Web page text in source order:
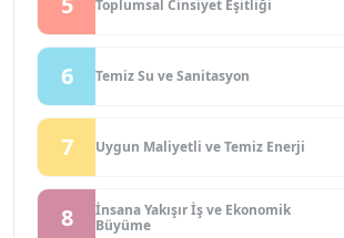
Toplumsal Cinsiyet Eşitliği
6 Temiz Su ve Sanitasyon
7 Uygun Maliyetli ve Temiz Enerji
8
İnsana Yakışır İş ve Ekonomik
Büyüme